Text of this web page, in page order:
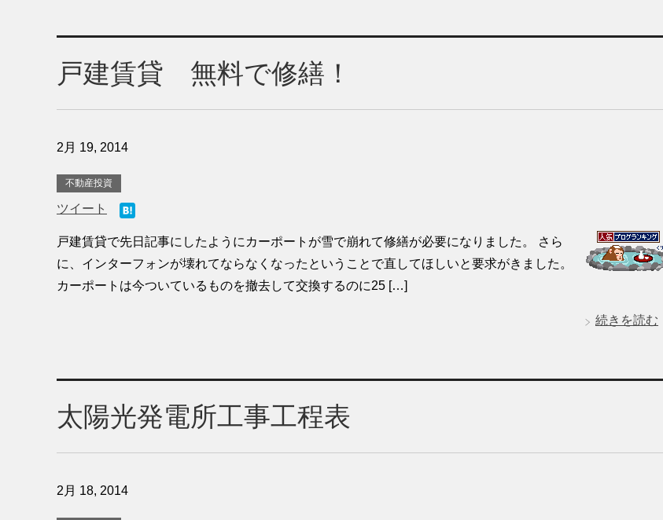
戸建賃貸 無料で修繕！
2月 19, 2014
不動産投資
ツイート
戸建賃貸で先日記事にしたようにカーポートが雪で崩れて修繕が必要になりました。 さら
に、インターフォンが壊れてならなくなったということで直してほしいと要求がきました。
カーポートは今ついているものを撤去して交換するのに25 […]
続きを読む
太陽光発電所工事工程表
2月 18, 2014